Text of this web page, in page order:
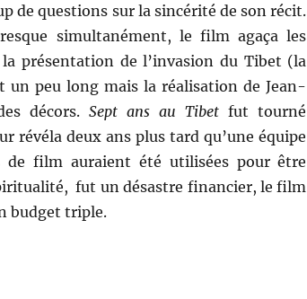
de questions sur la sincérité de son récit.
simultanément, le film agaça les
présentation de l’invasion du Tibet (la
peu long mais la réalisation de Jean-
décors.Sept ans au Tibet fut tourné
révéla deux ans plus tard qu’une équipe
film auraient été utilisées pour être
fut un désastre financier, le film
budget triple.